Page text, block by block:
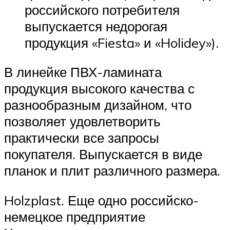
российского потребителя
выпускается недорогая
продукция «Fiesta» и «Holidey»).
В линейке ПВХ-ламината
продукция высокого качества с
разнообразным дизайном, что
позволяет удовлетворить
практически все запросы
покупателя. Выпускается в виде
планок и плит различного размера.
Holzplast. Еще одно российско-
немецкое предприятие